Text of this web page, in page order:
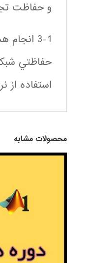
و حفاظت
3-1
حفاظتي
استفاده از
محصولات مشابه